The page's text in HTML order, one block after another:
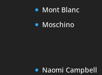
Mont Blanc
Moschino
Naomi Campbell